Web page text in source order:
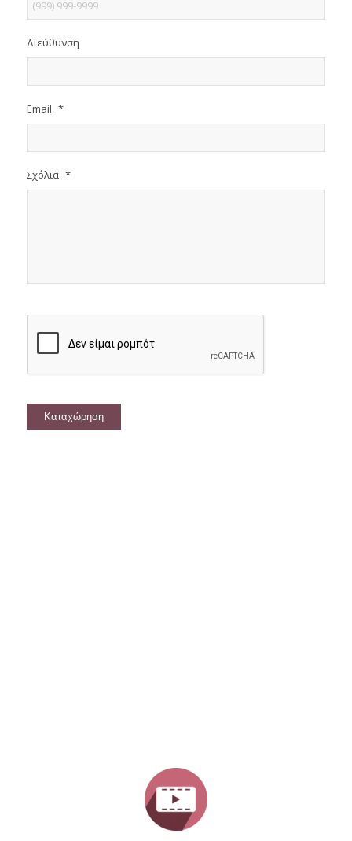
Διεύθυνση
Email *
Σχόλια *
CAPTCHA
Καταχώρηση